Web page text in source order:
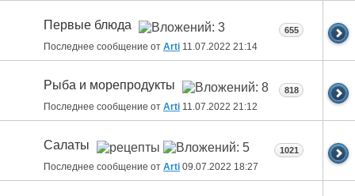
Первые блюда
Последнее сообщение от Arti 11.07.2022 21:14
655
Рыба и морепродукты
Последнее сообщение от Arti 11.07.2022 21:12
818
Салаты
Последнее сообщение от Arti 09.07.2022 18:27
1021